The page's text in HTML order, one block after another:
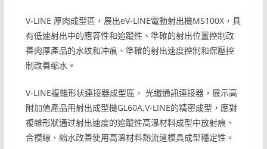
V-LINE 厚肉成型區，展出eV-LINE電動射出機MS100X，具
有低速射出中的應答性和追蹤性、準確的射出位置控制改
善肉厚產品的水纹和冲痕、準確的射出速度控制和保壓控
制改善缩水。
V-LINE複雜形状連接器成型區， 光纖通訊連接器，展示高
附加值產品用射出成型機GL60A,V-LINE的精密成型，應對
複雜形狀通过射出速度的追蹤性高溫材料成型中放射痕、
合模線、縮水改善使用高溫材料熱流道模具成型穩定性。